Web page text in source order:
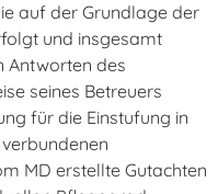
auf der Grundlage der
und insgesamt
Antworten des
seines Betreuers
für die Einstufung in
MD erstellte Gutachten